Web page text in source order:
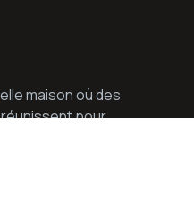
maison où des
pour